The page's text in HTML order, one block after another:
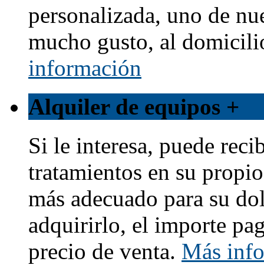
personalizada, uno de
mucho gusto, al
información
Alquiler de equipos +
Si le interesa, puede
tratamientos en su
más adecuado para su
adquirirlo, el importe
precio de venta. Más